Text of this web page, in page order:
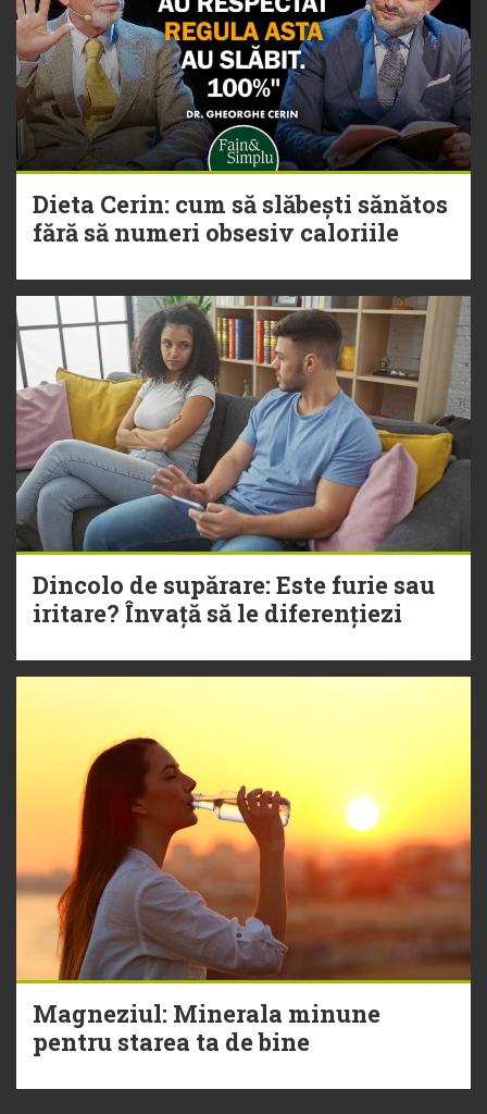
Dieta Cerin: cum să slăbești sănătos
fără să numeri obsesiv caloriile
Dincolo de supărare: Este furie sau
iritare? Învață să le diferențiezi
Magneziul: Minerala minune
pentru starea ta de bine